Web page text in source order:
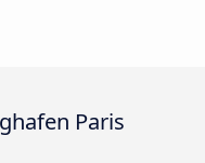
Paris